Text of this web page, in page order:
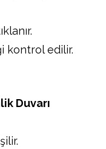
kontrol edilir.
Duvarı